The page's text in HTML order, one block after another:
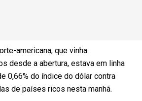
americana, que vinha
desde a abertura, estava em linha
0,66% do índice do dólar contra
de países ricos nesta manhã.